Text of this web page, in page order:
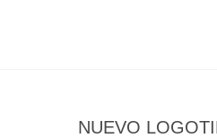
NUEVO